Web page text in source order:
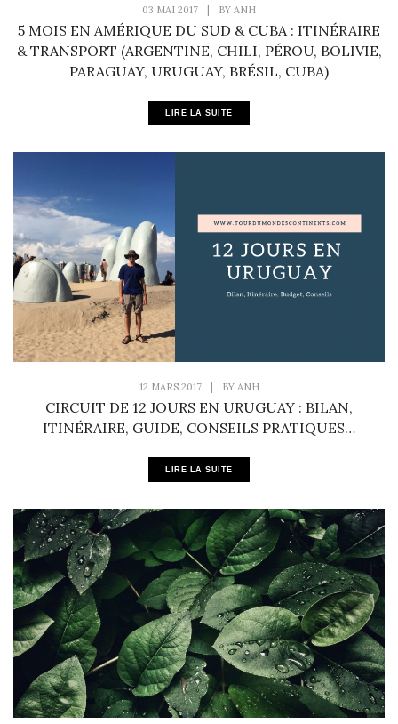
03 MAI 2017 BY ANH
5 MOIS EN AMÉRIQUE DU SUD & CUBA : ITINÉRAIRE
& TRANSPORT (ARGENTINE, CHILI, PÉROU, BOLIVIE,
PARAGUAY, URUGUAY, BRÉSIL, CUBA)
LIRE LA SUITE
12 MARS 2017 | BY ANH
CIRCUIT DE 12 JOURS EN URUGUAY : BILAN,
ITINÉRAIRE, GUIDE, CONSEILS PRATIQUES…
LIRE LA SUITE